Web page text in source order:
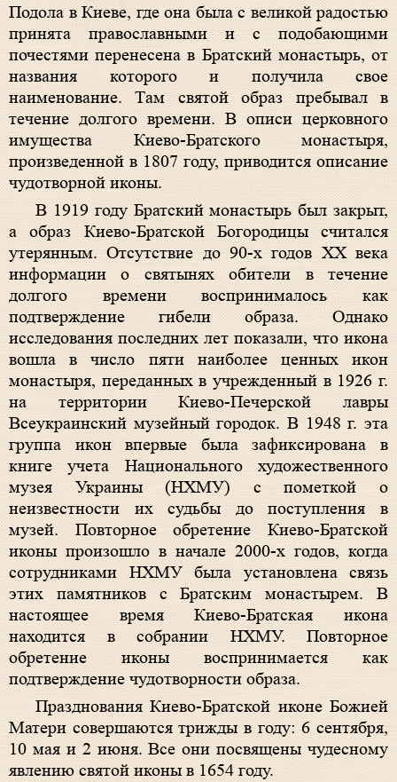
Подола в Киеве, где она была с великой радостью
принята православными и с подобающими
почестями перенесена в Братский монастырь, от
названия которого и получила свое
наименование. Там святой образ пребывал в
течение долгого времени. В описи церковного
имущества Киево-Братского монастыря,
произведенной в 1807 году, приводится описание
чудотворной иконы.
В 1919 году Братский монастырь был закрыт,
а образ Киево-Братской Богородицы считался
утерянным. Отсутствие до 90-х годов XX века
информации о святынях обители в течение
долгого времени воспринималось как
подтверждение гибели образа. Однако
исследования последних лет показали, что икона
вошла в число пяти наиболее ценных икон
монастыря, переданных в учрежденный в 1926 г.
на территории Киево-Печерской лавры
Всеукраинский музейный городок. В 1948 г. эта
группа икон впервые была зафиксирована в
книге учета Национального художественного
музея Украины (НХМУ) с пометкой о
неизвестности их судьбы до поступления в
музей. Повторное обретение Киево-Братской
иконы произошло в начале 2000-х годов, когда
сотрудниками НХМУ была установлена связь
этих памятников с Братским монастырем. В
настоящее время Киево-Братская икона
находится в собрании НХМУ. Повторное
обретение иконы воспринимается как
подтверждение чудотворности образа.
Празднования Киево-Братской иконе Божией
Матери совершаются трижды в году: 6 сентября,
10 мая и 2 июня. Все они посвящены чудесному
явлению святой иконы в 1654 году.